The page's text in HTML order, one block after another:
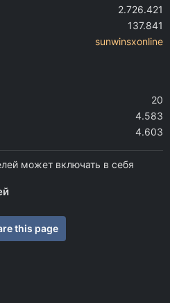
2.726.421
137.841
sunwinsxonline
20
4.583
4.603
может включать в себя
this page